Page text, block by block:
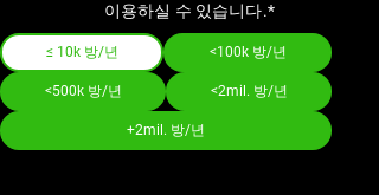
이용하실 수 있습니다.*
≤ 10k 방/년 <100k 방/년
<500k 방/년 <2mil. 방/년
+2mil. 방/년